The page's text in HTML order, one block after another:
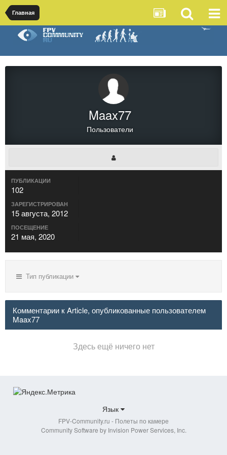
Главная
Maax77
Пользователи
ПУБЛИКАЦИИ
102
ЗАРЕГИСТРИРОВАН
15 августа, 2012
ПОСЕЩЕНИЕ
21 мая, 2020
Тип публикации
Комментарии к Article, опубликованные пользователем
Maax77
Здесь ещё ничего нет
Язык
FPV-Community.ru - Полеты по камере
Community Software by Invision Power Services, Inc.